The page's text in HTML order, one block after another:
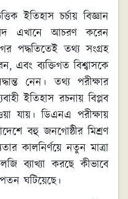
ইতিহাস চর্চায় বিজ্ঞান
এখানে আচরণ করেন
তথ্য সংগ্রহ
এবং ব্যক্তিগত বিশ্বাসকে
নেন। তথ্য পরীক্ষার
ইতিহাস রচনায় বিপ্লব
যায়। ডিএনএ পরীক্ষায়
বহু জনগোষ্ঠীর মিশ্রণ
কালনির্ণয়ে নতুন মাত্রা
ব্যাখ্যা করছে কীভাবে
ঘটিয়েছে।